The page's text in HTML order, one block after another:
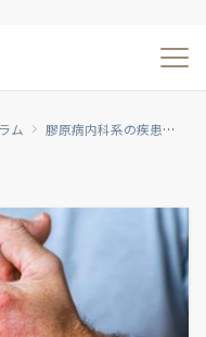
ム 膠原病内科系の疾患